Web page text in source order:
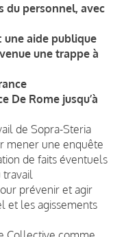
du personnel, avec
une aide publique
une trappe à
De Rome jusqu’à
de Sopra-Steria
mener une enquête
de faits éventuels
prévenir et agir
et les agissements